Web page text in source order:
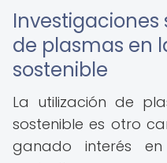
Investigaciones
de plasmas en
sostenible
La utilización de
sostenible es otro
ganado interés